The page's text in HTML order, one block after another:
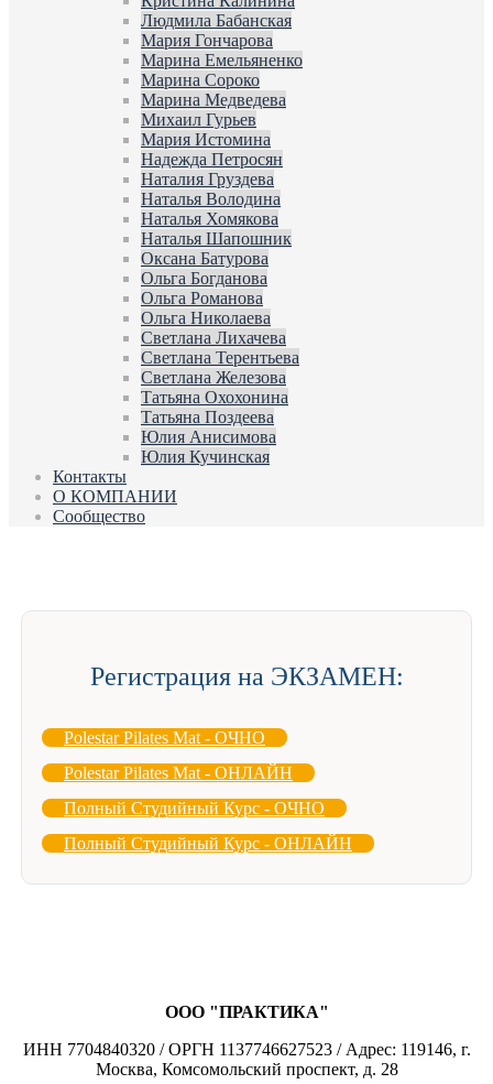
Людмила Бабанская
Мария Гончарова
Марина Емельяненко
Марина Сороко
Марина Медведева
Михаил Гурьев
Мария Истомина
Надежда Петросян
Наталия Груздева
Наталья Володина
Наталья Хомякова
Наталья Шапошник
Оксана Батурова
Ольга Богданова
Ольга Романова
Ольга Николаева
Светлана Лихачева
Светлана Терентьева
Светлана Железова
Татьяна Охохонина
Татьяна Поздеева
Юлия Анисимова
Юлия Кучинская
Контакты
О КОМПАНИИ
Сообщество
Регистрация на ЭКЗАМЕН:
Polestar Pilates Mat - ОЧНО
Polestar Pilates Mat - ОНЛАЙН
Полный Студийный Курс - ОЧНО
Полный Студийный Курс - ОНЛАЙН
ООО "ПРАКТИКА"
ИНН 7704840320 / ОРГН 1137746627523 / Адрес: 119146, г.
Москва, Комсомольский проспект, д. 28